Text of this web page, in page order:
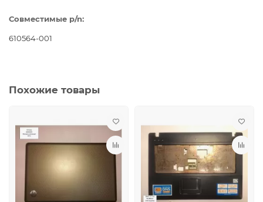
Совместимые p/n:
610564-001
Похожие товары